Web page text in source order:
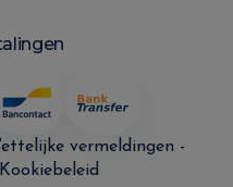
vermeldingen -
Kookiebeleid